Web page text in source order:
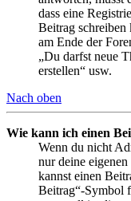
dass eine
Beitrag
am Ende der
„Du darfst neue
erstellen“ usw.
Nach oben
Wie kann ich einen
Wenn du nicht
nur deine
kannst einen
Beitrag“-Symbol